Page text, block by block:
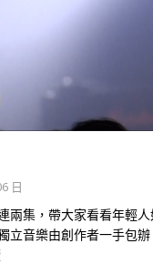
日
兩集，帶大家看看年輕
立音樂由創作者一手包